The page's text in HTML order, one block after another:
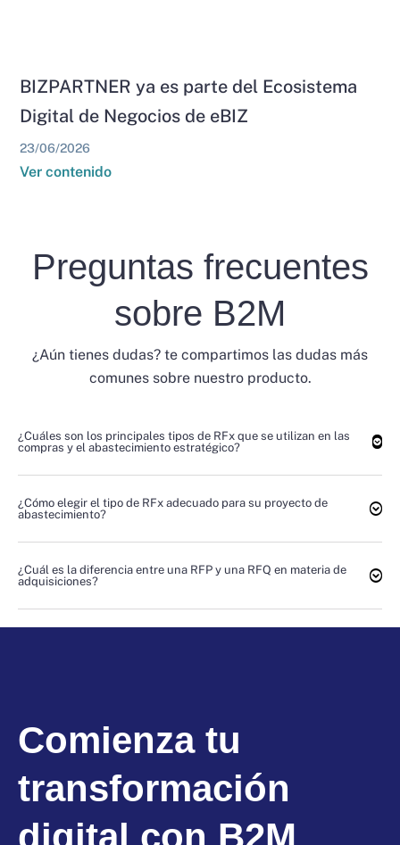
BIZPARTNER ya es parte del Ecosistema
Digital de Negocios de eBIZ
23/06/2026
Ver contenido
Preguntas frecuentes
sobre B2M
¿Aún tienes dudas? te compartimos las dudas más
comunes sobre nuestro producto.
¿Cuáles son los principales tipos de RFx que se utilizan en las
compras y el abastecimiento estratégico?
¿Cómo elegir el tipo de RFx adecuado para su proyecto de
abastecimiento?
¿Cuál es la diferencia entre una RFP y una RFQ en materia de
adquisiciones?
Comienza tu
transformación